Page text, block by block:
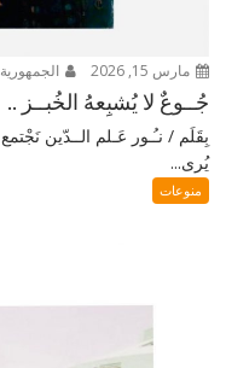
مارس 15, 2026 الجمهورية
جُــوعٌ لا يُشبِعهُ الخُبــز ..
بِقَلَم / نـُـور عَـلم الــدّين
يُرى...
منوعات